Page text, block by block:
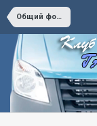
Общий форум